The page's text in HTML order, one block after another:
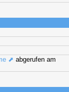
⬈ abgerufen am